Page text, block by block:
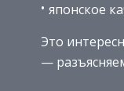
японское
Это
—